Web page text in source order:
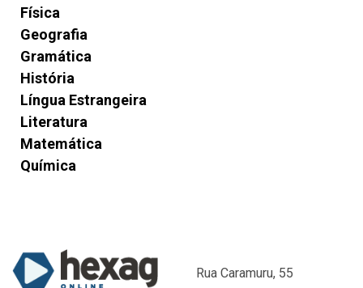
Física
Geografia
Gramática
História
Língua Estrangeira
Literatura
Matemática
Química
Rua Caramuru, 55